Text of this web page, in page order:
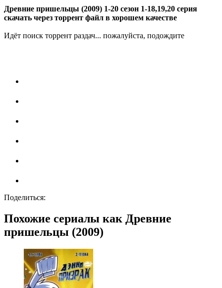
Древние пришельцы (2009) 1-20 сезон 1-18,19,20 серия
скачать через торрент файл в хорошем качестве
Идёт поиск торрент раздач... пожалуйста, подождите
Поделиться:
Похожие сериалы как Древние
пришельцы (2009)